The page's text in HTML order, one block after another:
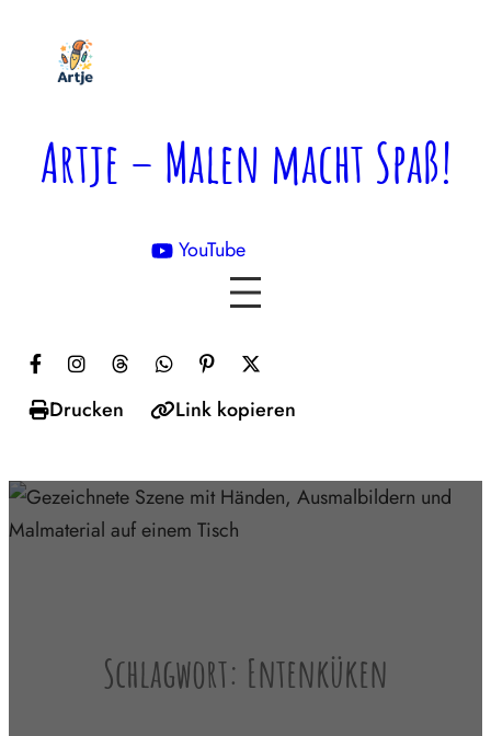
springen
Artje – Malen macht Spaß!
YouTube

Drucken Link kopieren
Schlagwort: Entenküken